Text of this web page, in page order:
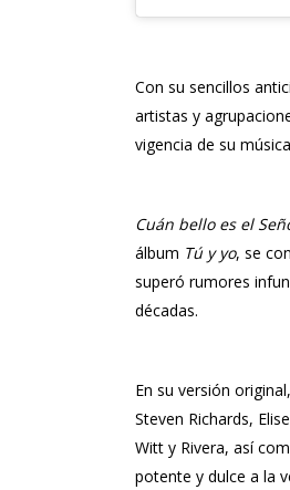
Con su sencillos
artistas y
vigencia de su
Cuán bello es el
álbum Tú y yo, se
superó rumores
décadas.
En su versión
Steven Richards,
Witt y Rivera, así
potente y dulce a la